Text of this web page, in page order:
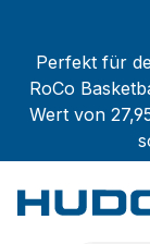
Perfekt für
RoCo
Wert von